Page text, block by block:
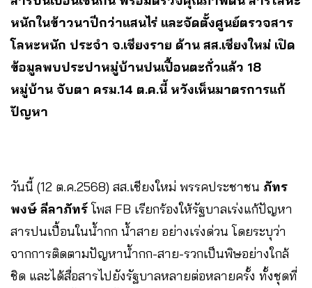
หนักในข้าวนาปีกว่าแสนไร่ และจัดตั้งศูนย์ตรวจสาร
โลหะหนัก ประจำ จ.เชียงราย ด้าน สส.เชียงใหม่ เปิด
ข้อมูลพบประปาหมู่บ้านปนเปื้อนตะกั่วแล้ว 18
หมู่บ้าน จับตา ครม.14 ต.ค.นี้ หวังเห็นมาตรการแก้
ปัญหา
วันนี้ (12 ต.ค.2568) สส.เชียงใหม่ พรรคประชาชน ภัทร
พงษ์ ลีลาภัทร์โพส FB เรียกร้องให้รัฐบาลเร่งแก้ปัญหา
สารปนเปื้อนในน้ำกก น้ำสาย อย่างเร่งด่วน โดยระบุว่า
จากการติดตามปัญหาน้ำกก-สาย-รวกเป็นพิษอย่างใกล้
ชิด และได้สื่อสารไปยังรัฐบาลหลายต่อหลายครั้ง ทั้งชุดที่